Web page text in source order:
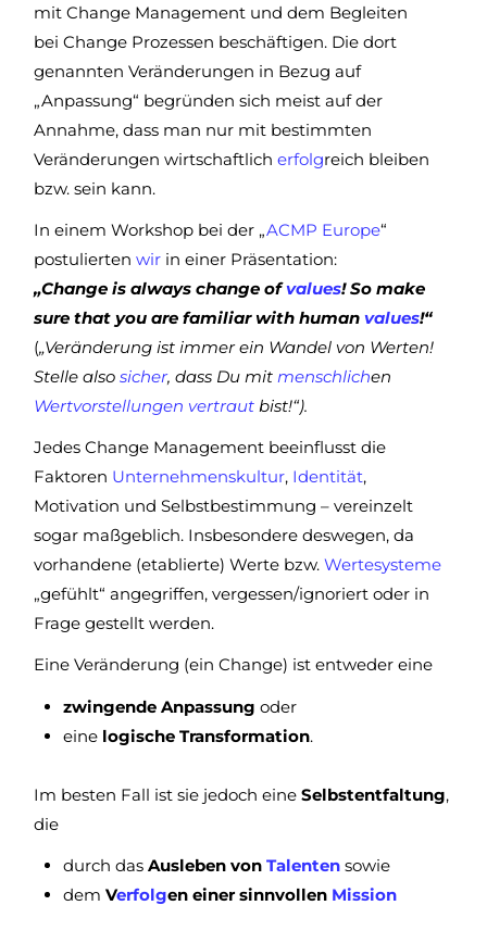
mit Change Management und dem Begleiten
bei Change Prozessen beschäftigen. Die dort
genannten Veränderungen in Bezug auf
„Anpassung“ begründen sich meist auf der
Annahme, dass man nur mit bestimmten
Veränderungen wirtschaftlich erfolgreich bleiben
bzw. sein kann.
In einem Workshop bei der „ACMP Europe“
postulierten wir in einer Präsentation:
„Change is always change ofvalues! So make
sure that you are familiar with human values!“
(„Veränderung ist immer ein Wandel von Werten!
Stelle also sicher, dass Du mit menschlichen
Wertvorstellungen vertraut bist!“).
Jedes Change Management beeinflusst die
Faktoren Unternehmenskultur, Identität,
Motivation und Selbstbestimmung – vereinzelt
sogar maßgeblich. Insbesondere deswegen, da
vorhandene (etablierte) Werte bzw. Wertesysteme
„gefühlt“ angegriffen, vergessen/ignoriert oder in
Frage gestellt werden.
Eine Veränderung (ein Change) ist entweder eine
zwingende Anpassung oder
eine logische Transformation.
Im besten Fall ist sie jedoch eine Selbstentfaltung,
die
durch das Ausleben von Talenten sowie
dem Verfolgen einer sinnvollen Mission